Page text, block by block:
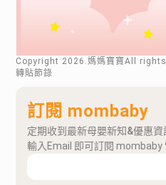
Copyright 2026 .媽媽寶寶All
轉貼節錄
訂閱 mombaby
定期收到最新母嬰新知&優惠資
輸入Email 即可訂閱 mombaby